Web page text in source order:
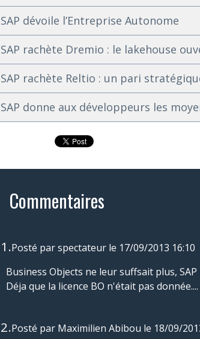
SAP dévoile l’Entreprise Autonome
SAP rachète Dremio : le lakehouse
SAP rachète Reltio : un pari
SAP donne aux développeurs les
Commentaires
1.Posté parspectateur le 17/09/2013 16:10
Business Objects ne leur suffsait plus,
Déja que la licence BO n'était pas donnée....
2.Posté par Maximilien Abibou le 18/09/